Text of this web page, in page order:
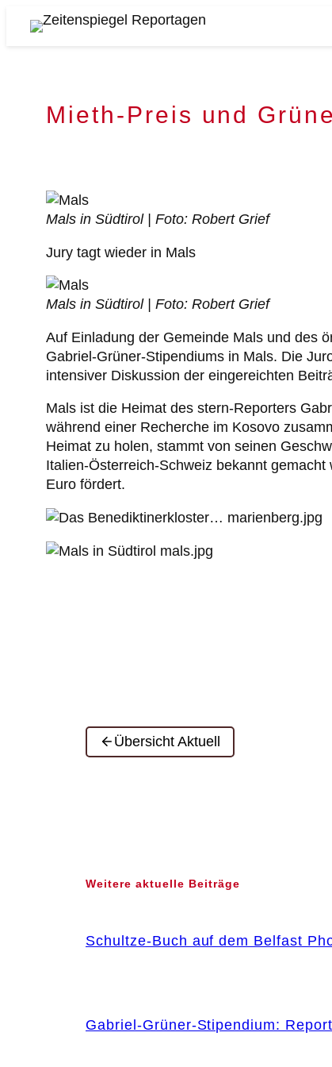
InhaltZeitenspiegel
Mieth-Preis und
Mals in Südtirol | Foto: Robert Grief
Jury tagt wieder in Mals
Mals in Südtirol | Foto: Robert Grief
Auf Einladung der Gemeinde Mals und des
Gabriel-Grüner-Stipendiums in Mals. Die
intensiver Diskussion der eingereichten
Mals ist die Heimat des stern-Reporters
während einer Recherche im Kosovo
Heimat zu holen, stammt von seinen
Italien-Österreich-Schweiz bekannt
Euro fördert.
Übersicht Aktuell
Weitere aktuelle Beiträge
Schultze-Buch auf dem Belfast
Gabriel-Grüner-Stipendium: